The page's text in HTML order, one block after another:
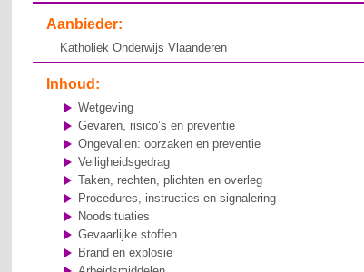
Aanbieder:
Katholiek Onderwijs Vlaanderen
Inhoud:
Wetgeving
Gevaren, risico’s en preventie
Ongevallen: oorzaken en preventie
Veiligheidsgedrag
Taken, rechten, plichten en overleg
Procedures, instructies en signalering
Noodsituaties
Gevaarlijke stoffen
Brand en explosie